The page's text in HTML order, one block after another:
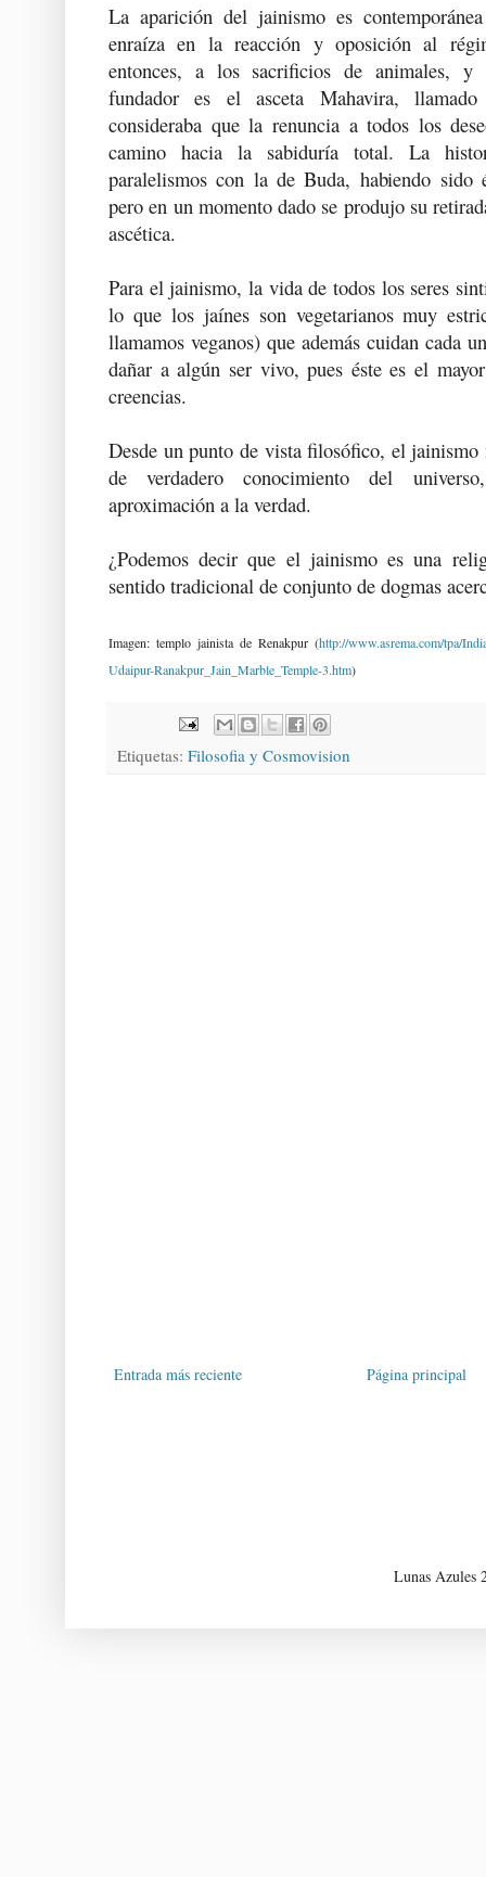
La aparición del jainismo es
enraíza en la reacción y oposición al
entonces, a los sacrificios de animales,
fundador es el asceta Mahavira,
consideraba que la renuncia a todos los
camino hacia la sabiduría total. La
paralelismos con la de Buda, habiendo sido
pero en un momento dado se produjo su
ascética.
Para el jainismo, la vida de todos los seres
lo que los jaínes son vegetarianos muy
llamamos veganos) que además cuidan cada
dañar a algún ser vivo, pues éste es el
creencias.
Desde un punto de vista filosófico, el
de verdadero conocimiento del
aproximación a la verdad.
¿Podemos decir que el jainismo es una
sentido tradicional de conjunto de dogmas
Imagen: templo jainista de Renakpur (http://www.asrema.com/tpa/
Udaipur-Ranakpur_Jain_Marble_Temple-3.htm)
Etiquetas: Filosofia y Cosmovision
Entrada más reciente Página principal
Lunas Azules